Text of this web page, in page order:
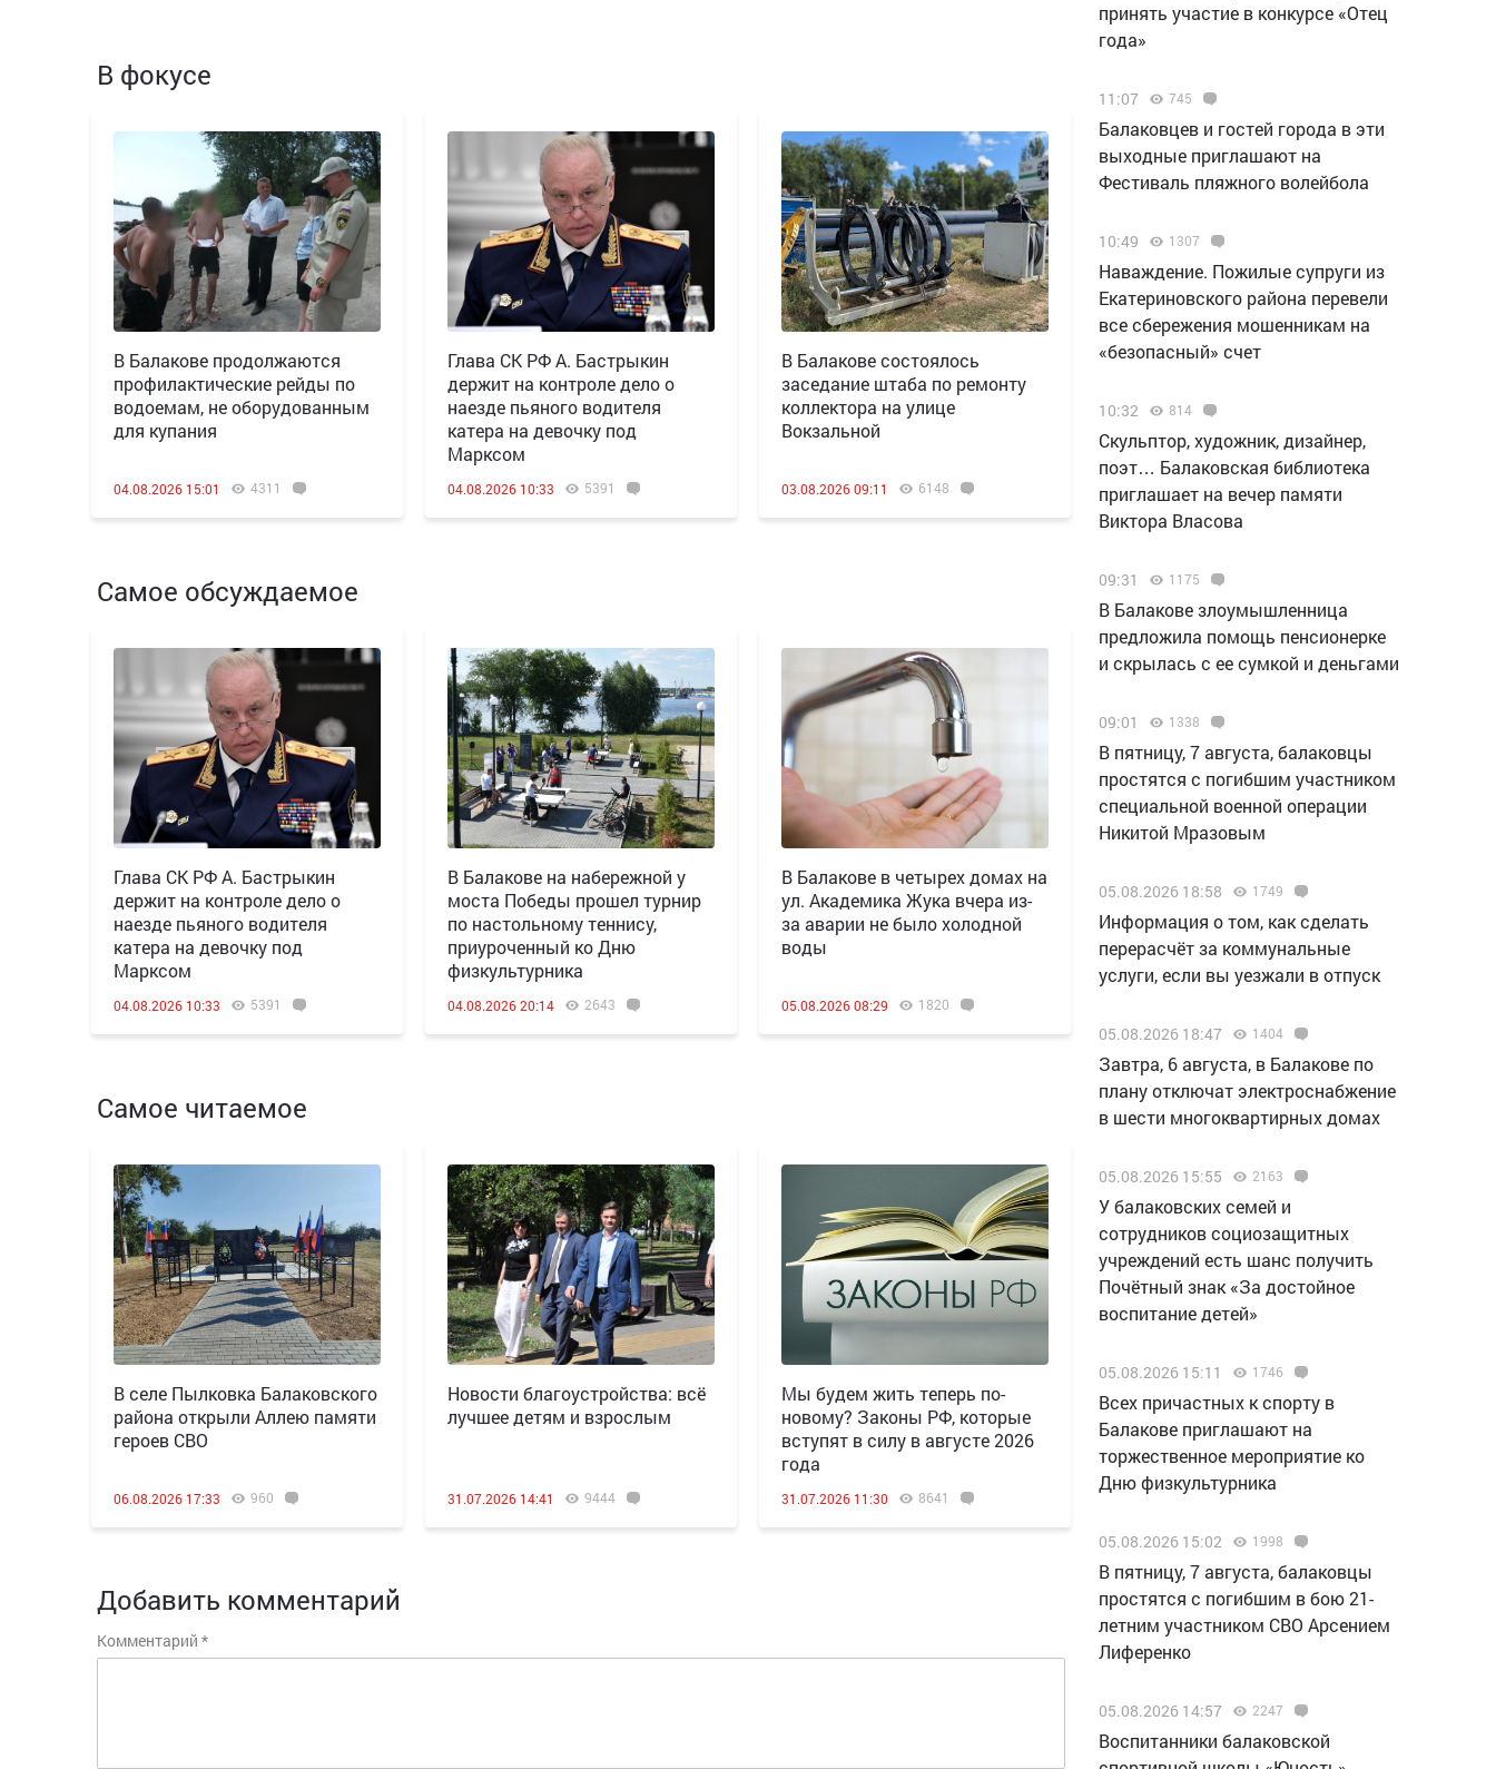
В фокусе
В Балакове продолжаются
профилактические рейды по
водоемам, не оборудованным
для купания
04.08.2026 15:01 4311
Глава СК РФ А. Бастрыкин
держит на контроле дело о
наезде пьяного водителя
катера на девочку под
Марксом
04.08.2026 10:33 5391
В Балакове состоялось
заседание штаба по ремонту
коллектора на улице
Вокзальной
03.08.2026 09:11 6148
Самое обсуждаемое
Глава СК РФ А. Бастрыкин
держит на контроле дело о
наезде пьяного водителя
катера на девочку под
Марксом
04.08.2026 10:33 5391
В Балакове на набережной у
моста Победы прошел турнир
по настольному теннису,
приуроченный ко Дню
физкультурника
04.08.2026 20:14 2643
В Балакове в четырех домах на
ул. Академика Жука вчера из-
за аварии не было холодной
воды
05.08.2026 08:29 1820
Самое читаемое
В селе Пылковка Балаковского
района открыли Аллею памяти
героев СВО
06.08.2026 17:33 960
Новости благоустройства: всё
лучшее детям и взрослым
31.07.2026 14:41 9444
Мы будем жить теперь по-
новому? Законы РФ, которые
вступят в силу в августе 2026
года
31.07.2026 11:30 8641
Добавить комментарий
Комментарий *
принять участие в конкурсе «Отец
года»
11:07 745
Балаковцев и гостей города в эти
выходные приглашают на
Фестиваль пляжного волейбола
10:49 1307
Наваждение. Пожилые супруги из
Екатериновского района перевели
все сбережения мошенникам на
«безопасный» счет
10:32 814
Скульптор, художник, дизайнер,
поэт… Балаковская библиотека
приглашает на вечер памяти
Виктора Власова
09:31 1175
В Балакове злоумышленница
предложила помощь пенсионерке
и скрылась с ее сумкой и деньгами
09:01 1338
В пятницу, 7 августа, балаковцы
простятся с погибшим участником
специальной военной операции
Никитой Мразовым
05.08.2026 18:58 1749
Информация о том, как сделать
перерасчёт за коммунальные
услуги, если вы уезжали в отпуск
05.08.2026 18:47 1404
Завтра, 6 августа, в Балакове по
плану отключат электроснабжение
в шести многоквартирных домах
05.08.2026 15:55 2163
У балаковских семей и
сотрудников социозащитных
учреждений есть шанс получить
Почётный знак «За достойное
воспитание детей»
05.08.2026 15:11 1746
Всех причастных к спорту в
Балакове приглашают на
торжественное мероприятие ко
Дню физкультурника
05.08.2026 15:02 1998
В пятницу, 7 августа, балаковцы
простятся с погибшим в бою 21-
летним участником СВО Арсением
Лиференко
05.08.2026 14:57 2247
Воспитанники балаковской